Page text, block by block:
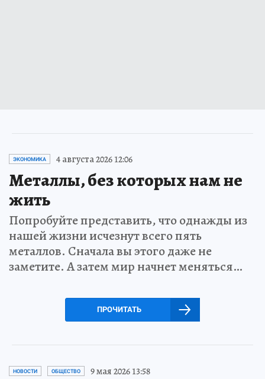
ЭКОНОМИКА 4 августа 2026 12:06
Металлы, без которых нам не
жить
Попробуйте представить, что однажды из
нашей жизни исчезнут всего пять
металлов. Сначала вы этого даже не
заметите. А затем мир начнет меняться…
ПРОЧИТАТЬ
НОВОСТИ ОБЩЕСТВО 9 мая 2026 13:58